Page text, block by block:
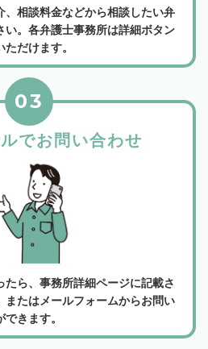
、相談料金などから相談したい弁
い。各弁護士事務所は詳細ボタン
だけます。
でお問い合わせ
03
ら、事務所詳細ページに記載さ
またはメールフォームからお問い
きます。